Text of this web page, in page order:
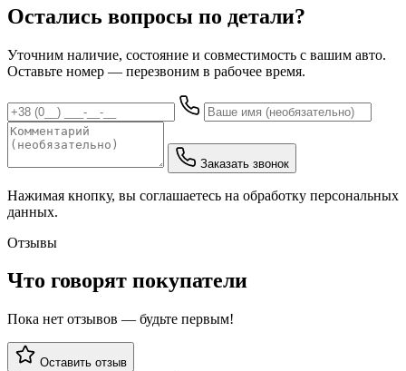
Остались вопросы по детали?
Уточним наличие, состояние и совместимость с вашим авто.
Оставьте номер — перезвоним в рабочее время.
Заказать звонок
Нажимая кнопку, вы соглашаетесь на обработку персональных
данных.
Отзывы
Что говорят покупатели
Пока нет отзывов — будьте первым!
Оставить отзыв